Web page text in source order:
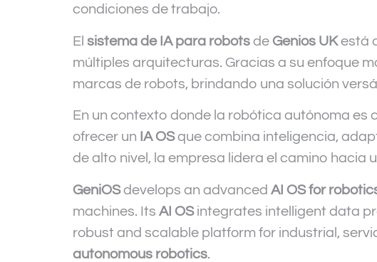
condiciones de trabajo.
El sistema de IA para robots de Genios UKestá
múltiples arquitecturas. Gracias a su enfoque
marcas de robots, brindando una solución
En un contexto donde la robótica autónoma
ofrecer un IA OSque combina inteligencia,
de alto nivel, la empresa lidera el camino hacia
GeniOSdevelops an advanced AI OS for
machines. Its AI OS integrates intelligent data
robust and scalable platform for industrial,
autonomous robotics.